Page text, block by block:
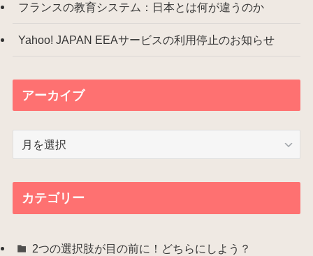
フランスの教育システム：日本とは何が違うのか
Yahoo! JAPAN EEAサービスの利用停止のお知らせ
アーカイブ
カテゴリー
2つの選択肢が目の前に！どちらにしよう？